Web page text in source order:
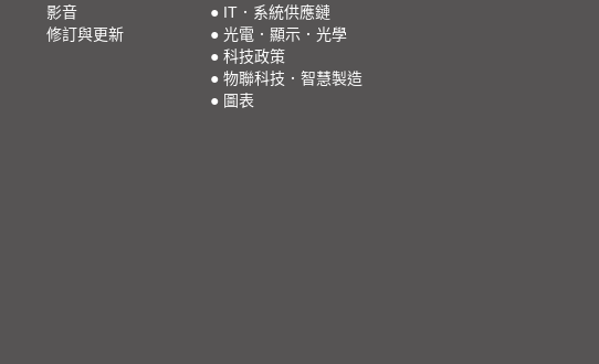
影音
修訂與更新
● IT．系統供應鏈
● 光電．顯示．光學
● 科技政策
● 物聯科技．智慧製造
● 圖表